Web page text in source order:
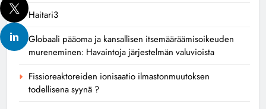
Haitari3
Globaali pääoma ja kansallisen itsemääräämisoikeuden
mureneminen: Havaintoja järjestelmän valuvioista
Fissioreaktoreiden ionisaatio ilmastonmuutoksen
todellisena syynä ?